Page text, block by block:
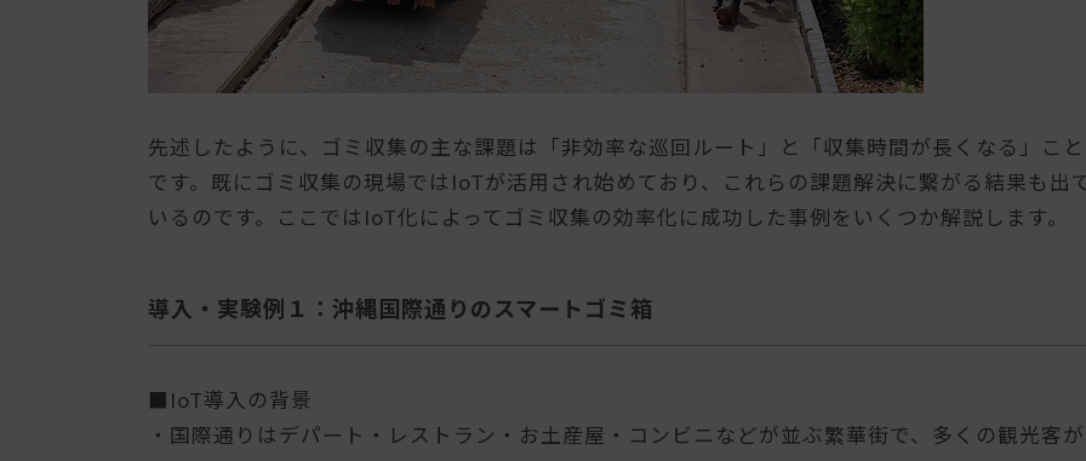
先述したように、ゴミ収集の主な課題は「非効率な巡回ルート」と「収集時間が長くなる」こと
です。既にゴミ収集の現場ではIoTが活用され始めており、これらの課題解決に繋がる結果も出
いるのです。ここではIoT化によってゴミ収集の効率化に成功した事例をいくつか解説します。
導入・実験例１：沖縄国際通りのスマートゴミ箱
■IoT導入の背景
・国際通りはデパート・レストラン・お土産屋・コンビニなどが並ぶ繁華街で、多くの観光客が